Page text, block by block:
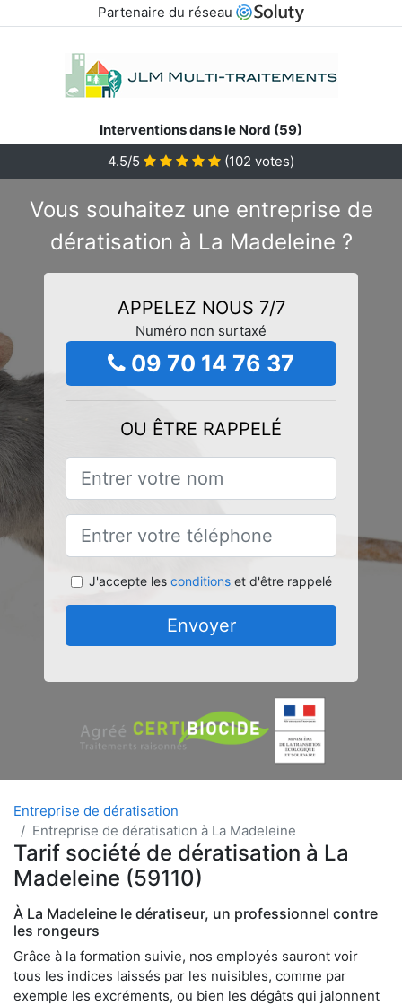
Partenaire du réseau
Interventions dans le Nord (59)
4.5/5
(102 votes)
Vous souhaitez une entreprise de
dératisation à La Madeleine ?
APPELEZ NOUS 7/7
Numéro non surtaxé
09 70 14 76 37
OU ÊTRE RAPPELÉ
J'accepte les conditionset d'être rappelé
Envoyer
Entreprise de dératisation
Entreprise de dératisation à La Madeleine
Tarif société de dératisation à La
Madeleine (59110)
À La Madeleine le dératiseur, un professionnel contre
les rongeurs
Grâce à la formation suivie, nos employés sauront voir
tous les indices laissés par les nuisibles, comme par
exemple les excréments, ou bien les dégâts qui jalonnent